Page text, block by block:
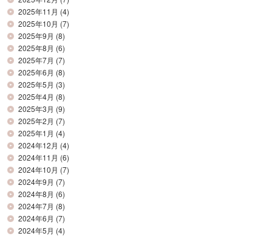
2025年11月 (4)
2025年10月 (7)
2025年9月 (8)
2025年8月 (6)
2025年7月 (7)
2025年6月 (8)
2025年5月 (3)
2025年4月 (8)
2025年3月 (9)
2025年2月 (7)
2025年1月 (4)
2024年12月 (4)
2024年11月 (6)
2024年10月 (7)
2024年9月 (7)
2024年8月 (6)
2024年7月 (8)
2024年6月 (7)
2024年5月 (4)